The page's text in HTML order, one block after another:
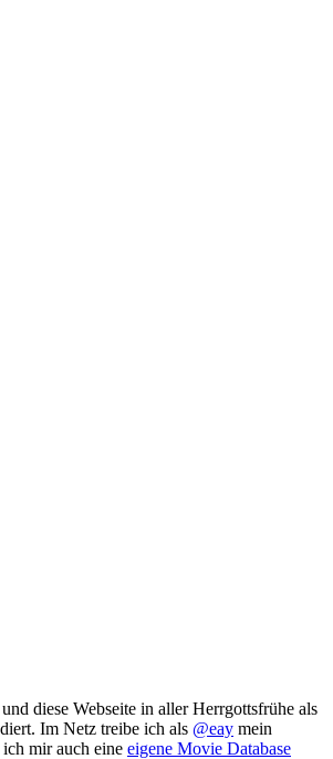
diese Webseite in aller Herrgottsfrühe als
Im Netz treibe ich als @eay mein
mir auch eine eigene Movie Database